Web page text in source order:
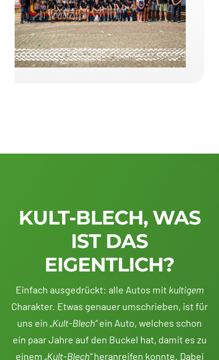
KULT-BLECH, WAS
IST DAS
EIGENTLICH?
Einfach ausgedrückt: alle Autos mit kultigem
Charakter. Etwas genauer umschrieben, ist für
uns ein „Kult-Blech“ein Auto, welches schon
ein paar Jahre auf den Buckel hat, damit es zu
einem „Kult-Blech“heranreifen konnte. Dabei